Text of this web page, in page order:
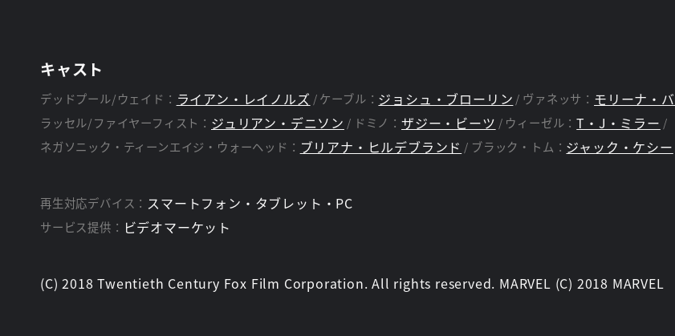
キャスト
デッドプール/ウェイド： ライアン・レイノルズ ケーブル： ジョシュ・ブローリン ヴァネッサ： モリーナ・
ラッセル/ファイヤーフィスト： ジュリアン・デニソン ドミノ：ザジー・ビーツ ウィーゼル：T・J・ミラー
ネガソニック・ティーンエイジ・ウォーヘッド： ブリアナ・ヒルデブランド ブラック・トム： ジャック・ケシー
再生対応デバイス： スマートフォン・タブレット・PC
サービス提供： ビデオマーケット
(C) 2018 Twentieth Century Fox Film Corporation. All rights reserved. MARVEL (C) 2018 MARVEL